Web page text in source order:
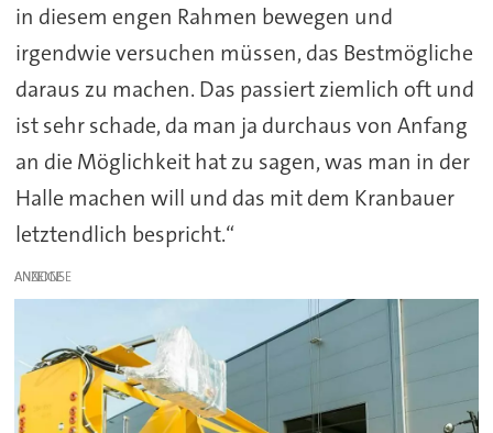
in diesem engen Rahmen bewegen und
irgendwie versuchen müssen, das Bestmögliche
daraus zu machen. Das passiert ziemlich oft und
ist sehr schade, da man ja durchaus von Anfang
an die Möglichkeit hat zu sagen, was man in der
Halle machen will und das mit dem Kranbauer
letztendlich bespricht.“
ANZEIGE